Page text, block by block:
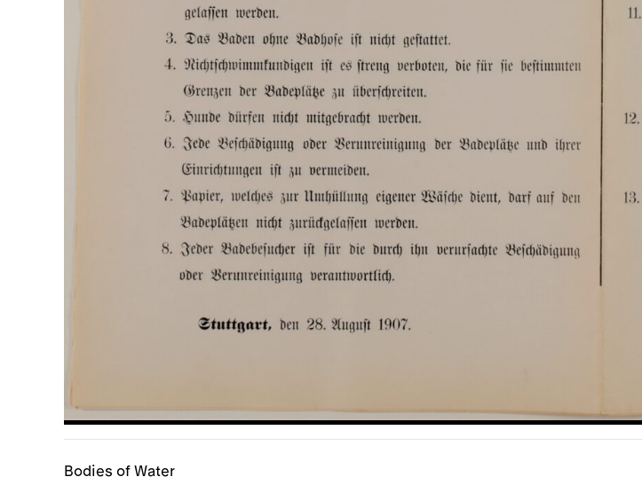
Bodies of Water